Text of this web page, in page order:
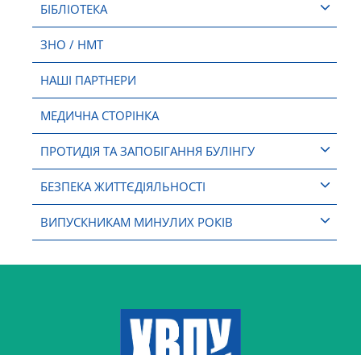
БІБЛІОТЕКА
ЗНО / НМТ
НАШІ ПАРТНЕРИ
МЕДИЧНА СТОРІНКА
ПРОТИДІЯ ТА ЗАПОБІГАННЯ БУЛІНГУ
БЕЗПЕКА ЖИТТЄДІЯЛЬНОСТІ
ВИПУСКНИКАМ МИНУЛИХ РОКІВ